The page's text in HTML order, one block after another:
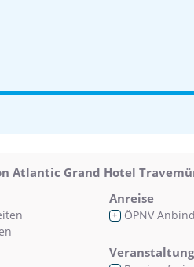
Atlantic Grand Hotel
Anreise
+ ÖPNV